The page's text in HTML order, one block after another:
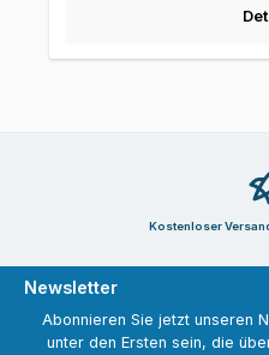
Kostenloser
Newsletter
Abonnieren Sie jetzt unseren
unter den Ersten sein, die